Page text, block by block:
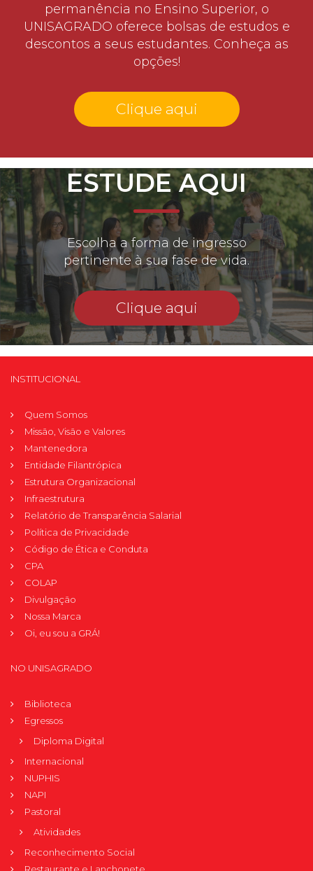
permanência no Ensino Superior, o
UNISAGRADO oferece bolsas de estudos e
descontos a seus estudantes. Conheça as
opções!
Clique aqui
ESTUDE AQUI
Escolha a forma de ingresso
pertinente à sua fase de vida.
Clique aqui
INSTITUCIONAL
Quem Somos
Missão, Visão e Valores
Mantenedora
Entidade Filantrópica
Estrutura Organizacional
Infraestrutura
Relatório de Transparência Salarial
Política de Privacidade
Código de Ética e Conduta
CPA
COLAP
Divulgação
Nossa Marca
Oi, eu sou a GRÁ!
NO UNISAGRADO
Biblioteca
Egressos
Diploma Digital
Internacional
NUPHIS
NAPI
Pastoral
Atividades
Reconhecimento Social
Restaurante e Lanchonete